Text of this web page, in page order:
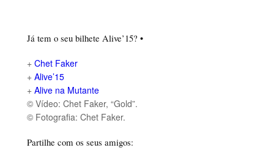
Já tem o seu bilhete Alive’15? •
+ Chet Faker
+ Alive’15
+ Alive na Mutante
© Vídeo: Chet Faker, “Gold”.
© Fotografia: Chet Faker.
Partilhe com os seus amigos: